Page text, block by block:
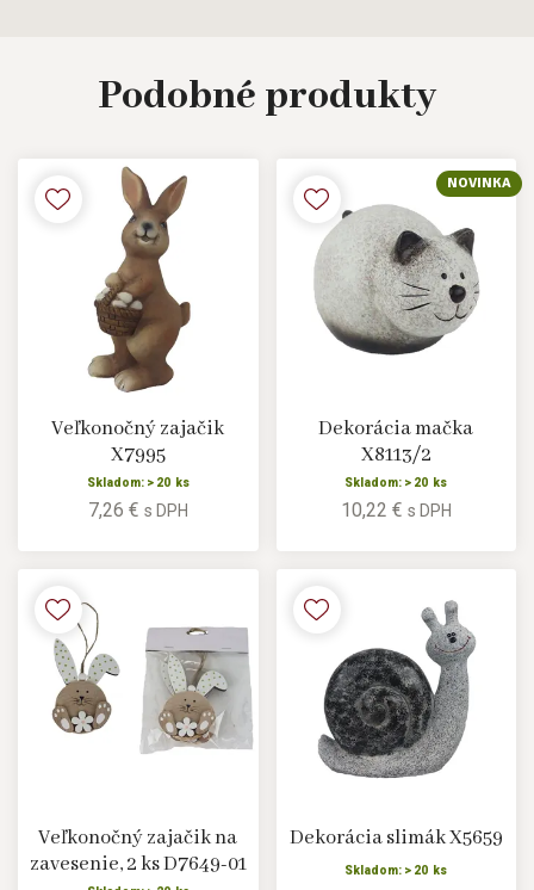
Podobné produkty
Veľkonočný zajačik
X7995
Skladom: > 20 ks
7,26 € s DPH
NOVINKA
Dekorácia mačka
X8113/2
Skladom: > 20 ks
10,22 € s DPH
Veľkonočný zajačik na
zavesenie, 2 ks D7649-01
Dekorácia slimák X5659
Skladom: > 20 ks